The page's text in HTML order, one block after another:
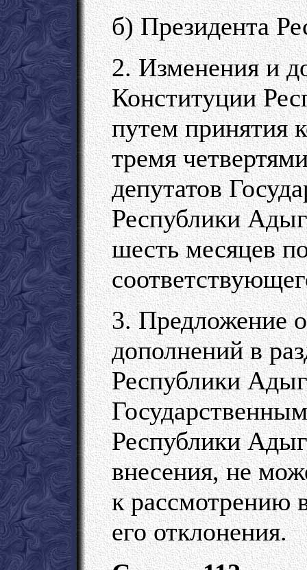
б) Президента
2. Изменения и
Конституции
путем принятия
тремя
депутатов
Республики
шесть месяцев
3. Предложение
дополнений в
Республики
Республики
внесения, не
к рассмотрению
его отклонения.